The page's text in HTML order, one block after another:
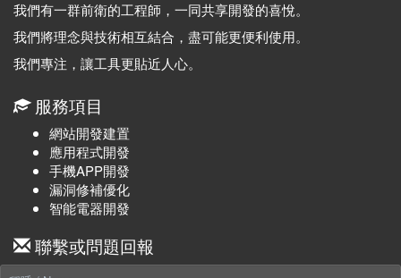
我們有一群前衛的工程師，一同共享開發的喜悅。
我們將理念與技術相互結合，盡可能更便利使用。
我們專注，讓工具更貼近人心。
服務項目
網站開發建置
應用程式開發
手機APP開發
漏洞修補優化
智能電器開發
聯繫或問題回報